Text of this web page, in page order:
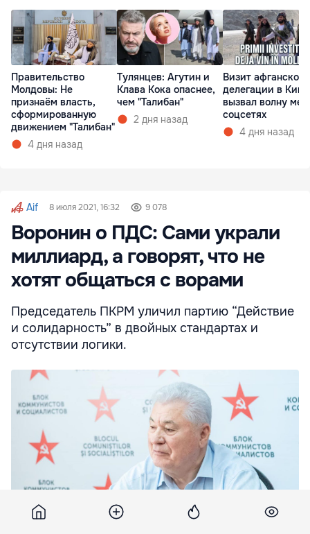
Правительство
Молдовы: Не
признаём власть,
сформированную
движением "Талибан"
4 дня назад
Тулянцев: Агутин и
Клава Кока опаснее,
чем "Талибан"
2 дня назад
Визит афганской
делегации в
вызвал волну
соцсетях
4 дня назад
Aif 8 июля 2021, 16:32 9 078
Воронин о ПДС: Сами украли
миллиард, а говорят, что не
хотят общаться с ворами
Председатель ПКРМ уличил партию “Действие
и солидарность” в двойных стандартах и
отсутствии логики.